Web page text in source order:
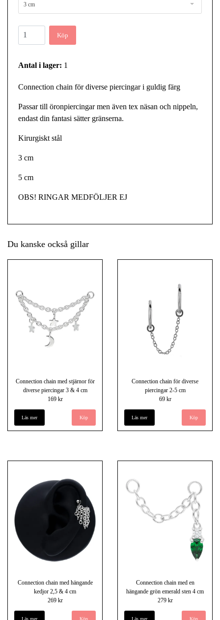
3 cm
Köp
Antal i lager: 1
Connection chain för diverse piercingar i guldig färg
Passar till öronpiercingar men även tex näsan och nippeln,
endast din fantasi sätter gränserna.
Kirurgiskt stål
3 cm
5 cm
OBS! RINGAR MEDFÖLJER EJ
Du kanske också gillar
Connection chain med stjärnor för
diverse piercingar 3 & 4 cm
169 kr
Läs mer
Connection chain för diverse
piercingar 2-5 cm
69 kr
Läs mer Köp
Connection chain med hängande
kedjor 2,5 & 4 cm
269 kr
Läs mer Köp
Connection chain med en
hängande grön emerald sten 4 cm
279 kr
Läs mer